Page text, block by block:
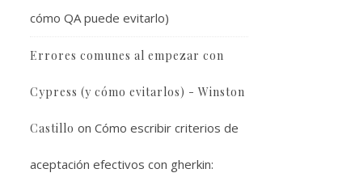
cómo QA puede evitarlo)
Errores comunes al empezar con
Cypress (y cómo evitarlos) - Winston
Castillo on Cómo escribir criterios de
aceptación efectivos con gherkin: